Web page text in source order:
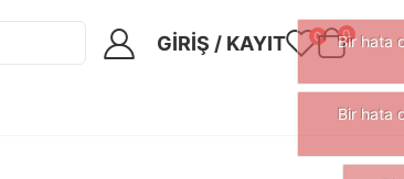
GIRIŞ / KAYIT 0 0